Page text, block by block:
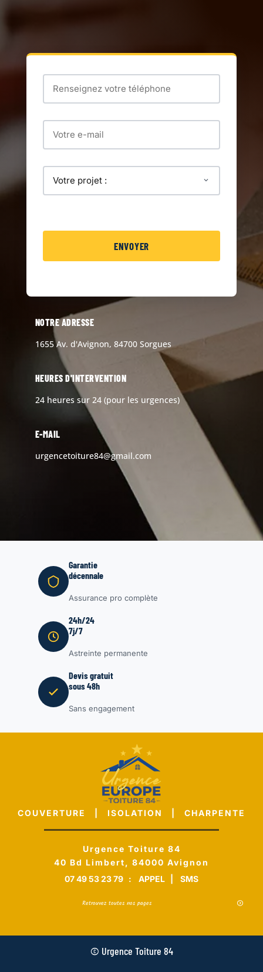
NOTRE ADRESSE
1655 Av. d'Avignon, 84700 Sorgues
HEURES D'INTERVENTION
24 heures sur 24 (pour les urgences)
E-MAIL
urgencetoiture84@gmail.com
Garantie
décennale
Assurance pro complète
24h/24
7j/7
Astreinte permanente
Devis gratuit
sous 48h
Sans engagement
COUVERTURE | ISOLATION | CHARPENTE
Urgence Toiture 84
40 Bd Limbert, 84000 Avignon
07 49 53 23 79 : APPEL SMS
Retrouvez toutes nos pages
© Urgence Toiture 84